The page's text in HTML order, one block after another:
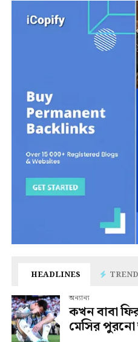
HEADLINES
অন্যান্য
কখন বাবা
মেসির পুরনো